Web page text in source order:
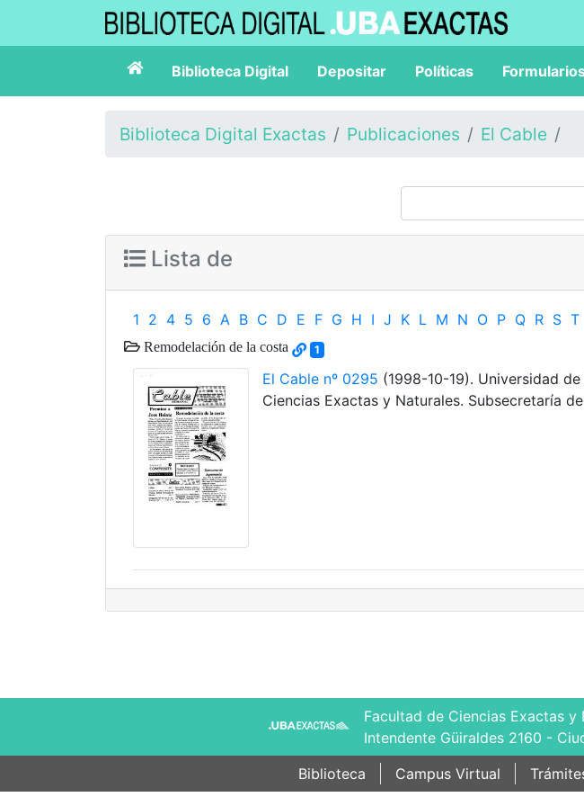
Biblioteca Digital Depositar Políticas
Biblioteca Digital Exactas Publicaciones El Cable
Lista de
1 2 4 5 6 A B C D E F G H I J K L M N O P Q R S T
Remodelación de la costa 1
El Cable nº 0295 (1998-10-19). Universidad
Ciencias Exactas y Naturales. Subsecretaría
Facultad de Ciencias Exactas
Intendente Güiraldes 2160 -
Biblioteca
Campus Virtual